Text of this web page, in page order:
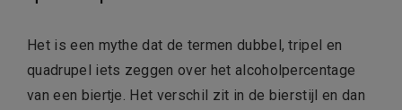
Het is een mythe dat de termen dubbel, tripel en
quadrupel iets zeggen over het alcoholpercentage
van een biertje. Het verschil zit in de bierstijl en dan